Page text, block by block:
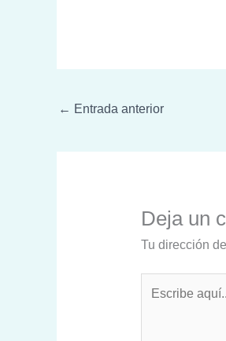
← Entrada anterior
Deja un
Tu dirección
aquí...